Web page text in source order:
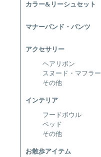
カラー&リーシュセット
マナーバンド・パンツ
アクセサリー
ヘアリボン
スヌード・マフラー
その他
インテリア
フードボウル
ベッド
その他
お散歩アイテム